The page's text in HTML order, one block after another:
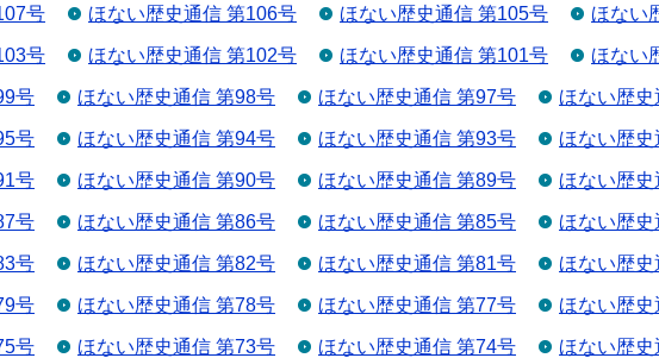
号 ほない歴史通信 第106号 ほない歴史通信 第105号 ほない
号 ほない歴史通信 第102号 ほない歴史通信 第101号 ほない
号 ほない歴史通信 第98号 ほない歴史通信 第97号 ほない歴
号 ほない歴史通信 第94号 ほない歴史通信 第93号 ほない歴
号 ほない歴史通信 第90号 ほない歴史通信 第89号 ほない歴
号 ほない歴史通信 第86号 ほない歴史通信 第85号 ほない歴
号 ほない歴史通信 第82号 ほない歴史通信 第81号 ほない歴
号 ほない歴史通信 第78号 ほない歴史通信 第77号 ほない歴
号 ほない歴史通信 第73号 ほない歴史通信 第74号 ほない歴